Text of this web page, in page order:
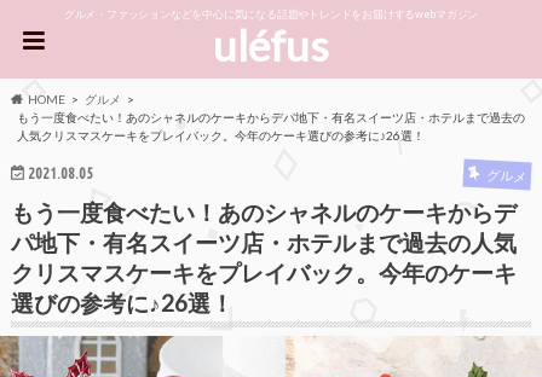
グルメ・ファッションなどを中心に気になる話題やトレンドをお届けするwebマガジン
uléfus
HOME
グルメ
もう一度食べたい！あのシャネルのケーキからデパ地下・有名スイーツ店・ホテルまで過去の
人気クリスマスケーキをプレイバック。今年のケーキ選びの参考に♪26選！
2021.08.05 グルメ
もう一度食べたい！あのシャネルのケーキからデ
パ地下・有名スイーツ店・ホテルまで過去の人気
クリスマスケーキをプレイバック。今年のケーキ
選びの参考に♪26選！